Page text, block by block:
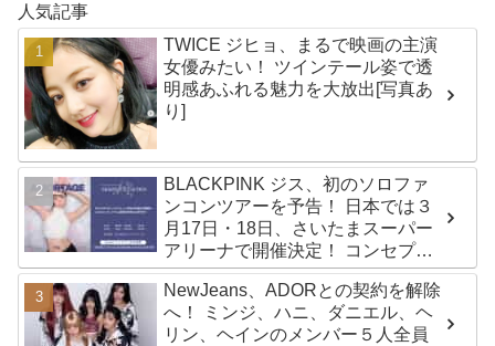
人気記事
TWICE ジヒョ、まるで映画の主演
女優みたい！ ツインテール姿で透
明感あふれる魅力を大放出[写真あ
り]
BLACKPINK ジス、初のソロファ
ンコンツアーを予告！ 日本では３
月17日・18日、さいたまスーパー
アリーナで開催決定！ コンセプト
は“愛のカケラ”！？ 14日には新ア
ルバム『AMORTAGE』もリリース
NewJeans、ADORとの契約を解除
へ！ ミンジ、ハニ、ダニエル、ヘ
リン、ヘインのメンバー５人全員